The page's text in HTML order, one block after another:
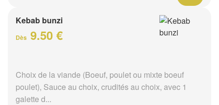
Kebab bunzi
Dès 9.50 €
Choix de la viande (Boeuf, poulet ou mixte boeuf
poulet), Sauce au choix, crudités au choix, avec 1
galette d...